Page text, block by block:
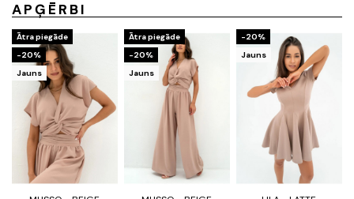
APĢĒRBI
Ātra piegāde
-20%
Jauns
Ātra piegāde
-20%
Jauns
-20%
Jauns